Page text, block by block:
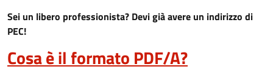
Sei un libero professionista? Devi già avere un indirizzo di
PEC!
Cosa è il formato PDF/A?